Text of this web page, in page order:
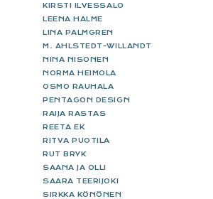
KIRSTI ILVESSALO
LEENA HALME
LINA PALMGREN
M. AHLSTEDT-WILLANDT
NINA NISONEN
NORMA HEIMOLA
OSMO RAUHALA
PENTAGON DESIGN
RAIJA RASTAS
REETA EK
RITVA PUOTILA
RUT BRYK
SAANA JA OLLI
SAARA TEERIJOKI
SIRKKA KÖNÖNEN